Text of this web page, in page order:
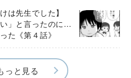
は先生でした】
い」と言ったのに…
た《第４話》
っと見る